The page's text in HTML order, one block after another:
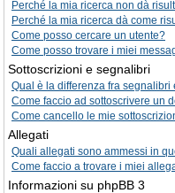
Perché la mia ricerca non dà
Perché la mia ricerca dà come
Come posso cercare un utente?
Come posso trovare i miei
Sottoscrizioni e segnalibri
Qual è la differenza fra segnalibri
Come faccio ad sottoscrivere un
Come cancello le mie
Allegati
Quali allegati sono ammessi in
Come faccio a trovare i miei
Informazioni su phpBB 3